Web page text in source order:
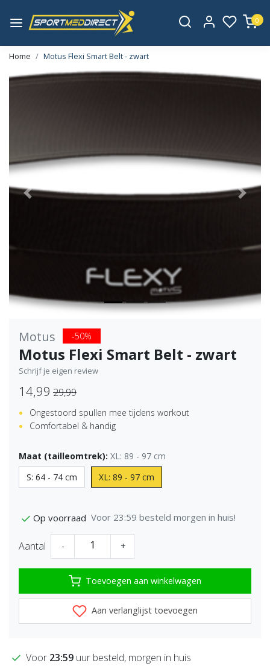
0
Home Motus Flexi Smart Belt - zwart
Vorige
Motus -50%
Motus Flexi Smart Belt - zwart
Schrijf je eigen review
14,99 29,99
Ongestoord spullen mee tijdens workout
Comfortabel & handig
Maat (tailleomtrek): XL: 89 - 97 cm
S: 64 - 74 cm
XL: 89 - 97 cm
Op voorraad Voor 23:59 besteld morgen in huis!
Aantal - +
Toevoegen aan winkelwagen
Aan verlanglijst toevoegen
Voor 23:59 uur besteld, morgen in huis